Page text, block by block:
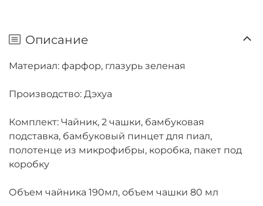
Описание
Материал: фарфор, глазурь зеленая
Производство: Дэхуа
Комплект: Чайник, 2 чашки, бамбуковая
подставка, бамбуковый пинцет для пиал,
полотенце из микрофибры, коробка, пакет под
коробку
Объем чайника 190мл, объем чашки 80 мл